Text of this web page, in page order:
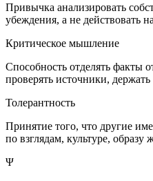
Привычка анализировать
убеждения, а не действовать
Критическое мышление
Способность отделять факты
проверять источники,
Толерантность
Принятие того, что другие
по взглядам, культуре, образу
Ψ